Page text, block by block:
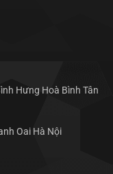
Hưng Hoà Bình Tân
Oai Hà Nội